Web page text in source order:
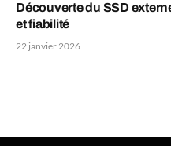
Découverte du SSD
et fiabilité
22 janvier 2026